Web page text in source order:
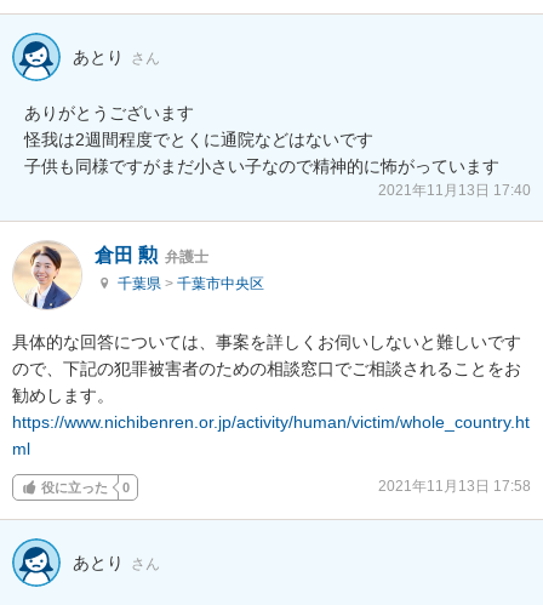
あとり さん
ありがとうございます
怪我は2週間程度でとくに通院などはないです
子供も同様ですがまだ小さい子なので精神的に怖がっています
2021年11月13日 17:40
倉田 勲 弁護士
千葉県 > 千葉市中央区
具体的な回答については、事案を詳しくお伺いしないと難しいです
ので、下記の犯罪被害者のための相談窓口でご相談されることをお
https://www.nichibenren.or.jp/activity/human/victim/whole_country.ht
ml
役に立った 0 2021年11月13日 17:58
あとり さん